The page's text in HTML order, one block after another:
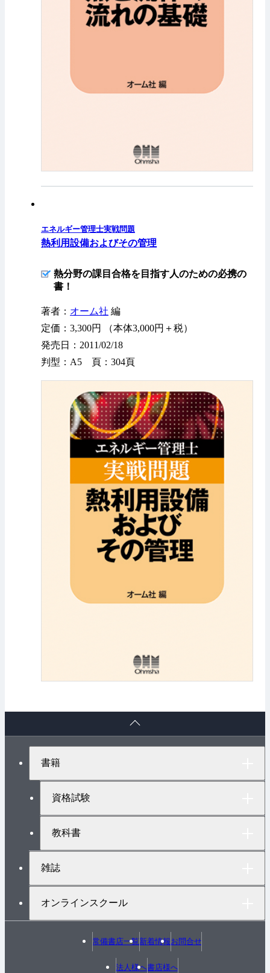
エネルギー管理士実戦問題
熱利用設備およびその管理
熱分野の課目合格を目指す人のための必携の
書！
著者： オーム社 編
定価：3,300円 （本体3,000円＋税）
発売日：2011/02/18
判型：A5 頁：304頁
書籍
資格試験
教科書
雑誌
オンラインスクール
常備書店一覧新着情報お問合せ
法人様へ書店様へ